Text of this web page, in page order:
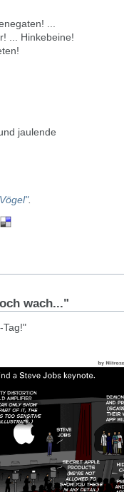
...
... Hinkebeine!
jaulende
.
wach..."
Tag!"